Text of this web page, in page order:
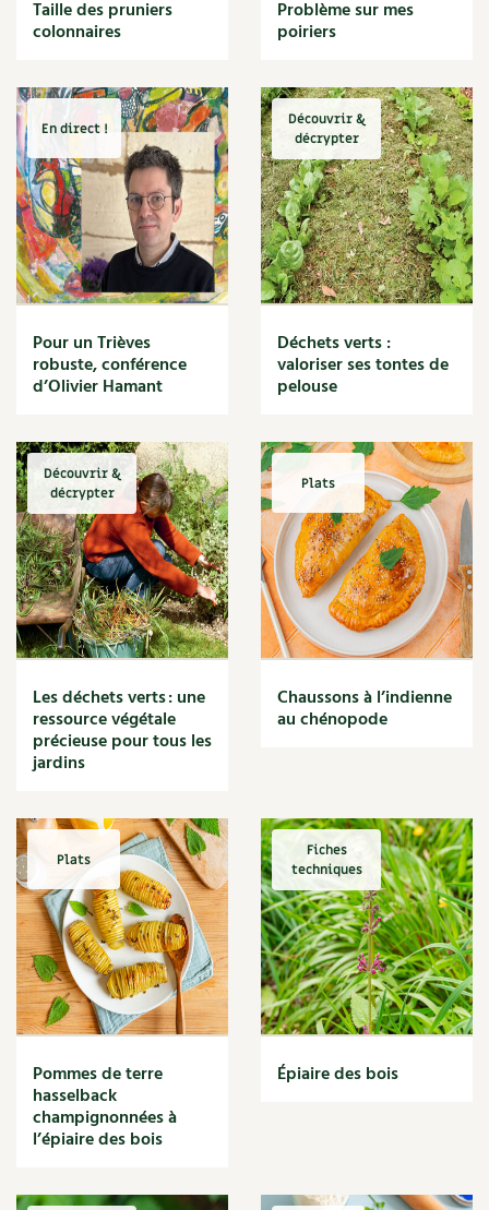
Cuisine saine
Décoration
DIY
Eau
Énergie
Enfants
Expérimentation
Fleur
Jardin bio
Légumes
Légumineuse
Maïs doux
Maison saine
Mare
Marie Chioca
Marmite
Massage
Matériaux
Maux
Méditerranéen
Menace
Mésange
Microflore
Migraine
Mode de culture
Montagne
Moutarde
Multiplication
Muret
Muscade
Musique
Narcisse
Nature
Nettoyage
Nichoir
Noisette
Noix
Nourriture
Taille des pruniers
colonnaires
Problème sur mes
poiriers
En direct !
Pour un Trièves
robuste, conférence
d’Olivier Hamant
Découvrir &
décrypter
Déchets verts :
valoriser ses tontes de
pelouse
Découvrir &
décrypter
Les déchets verts : une
ressource végétale
précieuse pour tous les
jardins
Plats
Chaussons à l’indienne
au chénopode
Plats
Pommes de terre
hasselback
champignonnées à
l’épiaire des bois
Fiches
techniques
Épiaire des bois